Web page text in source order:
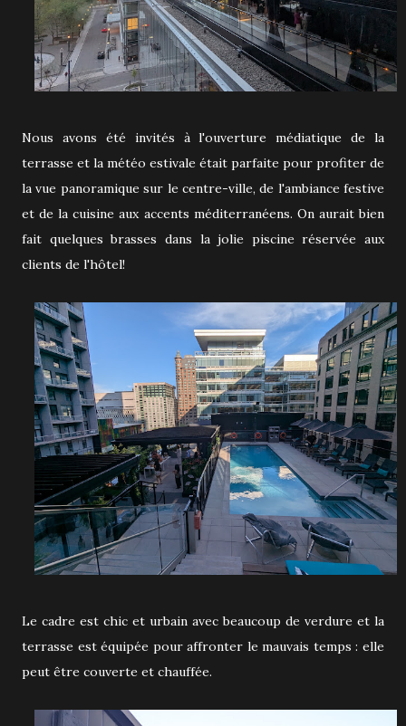
Nous avons été invités à l'ouverture médiatique de la
terrasse et la météo estivale était parfaite pour profiter de
la vue panoramique sur le centre-ville, de l'ambiance festive
et de la cuisine aux accents méditerranéens. On aurait bien
fait quelques brasses dans la jolie piscine réservée aux
clients de l'hôtel!
Le cadre est chic et urbain avec beaucoup de verdure et la
terrasse est équipée pour affronter le mauvais temps : elle
peut être couverte et chauffée.